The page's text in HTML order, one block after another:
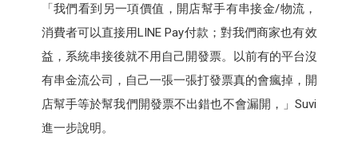
「我們看到另一項價值，開店幫手有串接金/物流，
消費者可以直接用LINE Pay付款；對我們商家也有效
益，系統串接後就不用自己開發票。以前有的平台沒
有串金流公司，自己一張一張打發票真的會瘋掉，開
店幫手等於幫我們開發票不出錯也不會漏開，」Suvi
進一步說明。